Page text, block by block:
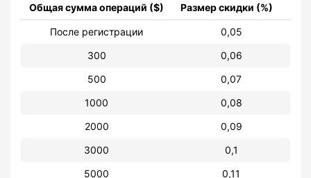
Общая сумма операций ($) Размер скидки (%)
После регистрации
0,05
300
0,06
500
0,07
1000
0,08
2000
0,09
3000
0,1
5000
0,11